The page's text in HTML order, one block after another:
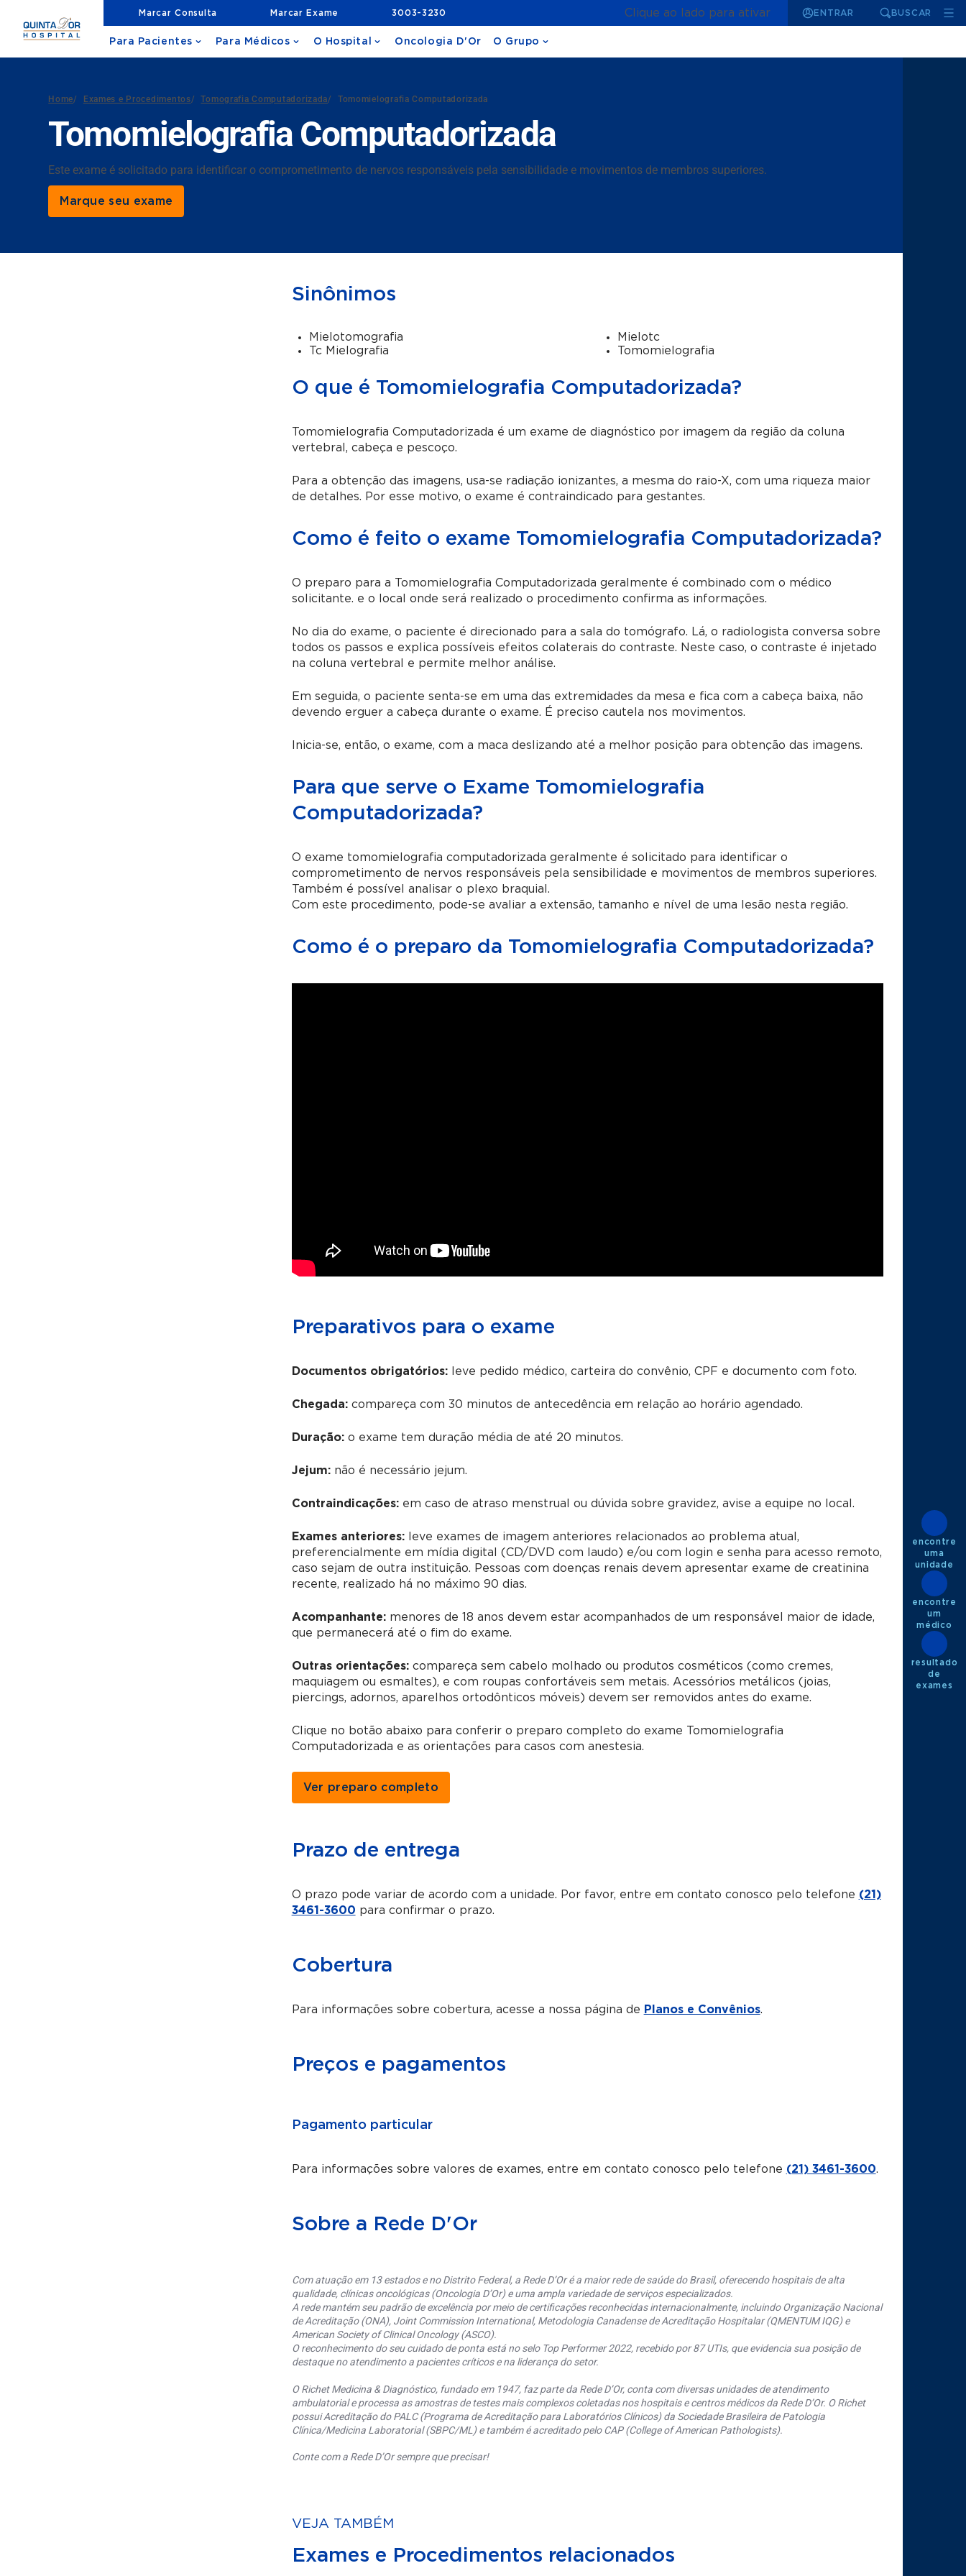
Marcar Consulta Marcar Exame 3003-3230 Clique ao lado para ativar ENTRAR BUSCAR
Para Pacientes Para Médicos O Hospital Oncologia D'Or O Grupo
Home/ Exames e Procedimentos/ Tomografia Computadorizada/ Tomomielografia Computadorizada
Tomomielografia Computadorizada
Este exame é solicitado para identificar o comprometimento de nervos responsáveis pela sensibilidade e movimentos de membros superiores.
Marque seu exame
Sinônimos
Mielotomografia
Tc Mielografia
Mielotc
Tomomielografia
O que é Tomomielografia Computadorizada?
Tomomielografia Computadorizada é um exame de diagnóstico por imagem da região da coluna
vertebral, cabeça e pescoço.
Para a obtenção das imagens, usa-se radiação ionizantes, a mesma do raio-X, com uma riqueza maior
de detalhes. Por esse motivo, o exame é contraindicado para gestantes.
Como é feito o exame Tomomielografia Computadorizada?
O preparo para a Tomomielografia Computadorizada geralmente é combinado com o médico
solicitante. e o local onde será realizado o procedimento confirma as informações.
No dia do exame, o paciente é direcionado para a sala do tomógrafo. Lá, o radiologista conversa sobre
todos os passos e explica possíveis efeitos colaterais do contraste. Neste caso, o contraste é injetado
na coluna vertebral e permite melhor análise.
Em seguida, o paciente senta-se em uma das extremidades da mesa e fica com a cabeça baixa, não
devendo erguer a cabeça durante o exame. É preciso cautela nos movimentos.
Inicia-se, então, o exame, com a maca deslizando até a melhor posição para obtenção das imagens.
Para que serve o Exame Tomomielografia
Computadorizada?
O exame tomomielografia computadorizada geralmente é solicitado para identificar o
comprometimento de nervos responsáveis pela sensibilidade e movimentos de membros superiores.
Também é possível analisar o plexo braquial.
Com este procedimento, pode-se avaliar a extensão, tamanho e nível de uma lesão nesta região.
Como é o preparo da Tomomielografia Computadorizada?
Preparativos para o exame
Documentos obrigatórios:leve pedido médico, carteira do convênio, CPF e documento com foto.
Chegada:compareça com 30 minutos de antecedência em relação ao horário agendado.
Duração:o exame tem duração média de até 20 minutos.
Jejum:não é necessário jejum.
Contraindicações:em caso de atraso menstrual ou dúvida sobre gravidez, avise a equipe no local.
Exames anteriores:leve exames de imagem anteriores relacionados ao problema atual,
preferencialmente em mídia digital (CD/DVD com laudo) e/ou com login e senha para acesso remoto,
caso sejam de outra instituição. Pessoas com doenças renais devem apresentar exame de creatinina
recente, realizado há no máximo 90 dias.
Acompanhante:menores de 18 anos devem estar acompanhados de um responsável maior de idade,
que permanecerá até o fim do exame.
Outras orientações:compareça sem cabelo molhado ou produtos cosméticos (como cremes,
maquiagem ou esmaltes), e com roupas confortáveis sem metais. Acessórios metálicos (joias,
piercings, adornos, aparelhos ortodônticos móveis) devem ser removidos antes do exame.
Clique no botão abaixo para conferir o preparo completo do exame Tomomielografia
Computadorizada e as orientações para casos com anestesia.
Ver preparo completo
Prazo de entrega
O prazo pode variar de acordo com a unidade. Por favor, entre em contato conosco pelo telefone (21)
3461-3600 para confirmar o prazo.
Cobertura
Para informações sobre cobertura, acesse a nossa página de Planos e Convênios.
Preços e pagamentos
Pagamento particular
Para informações sobre valores de exames, entre em contato conosco pelo telefone (21) 3461-3600.
Sobre a Rede D'Or
Com atuação em 13 estados e no Distrito Federal, a Rede D’Or é a maior rede de saúde do Brasil, oferecendo hospitais de alta
qualidade, clínicas oncológicas (Oncologia D’Or) e uma ampla variedade de serviços especializados.
A rede mantém seu padrão de excelência por meio de certificações reconhecidas internacionalmente, incluindo Organização Nacional
de Acreditação (ONA), Joint Commission International, Metodologia Canadense de Acreditação Hospitalar (QMENTUM IQG) e
American Society of Clinical Oncology (ASCO).
O reconhecimento do seu cuidado de ponta está no selo Top Performer 2022, recebido por 87 UTIs, que evidencia sua posição de
destaque no atendimento a pacientes críticos e na liderança do setor.
O Richet Medicina & Diagnóstico, fundado em 1947, faz parte da Rede D’Or, conta com diversas unidades de atendimento
ambulatorial e processa as amostras de testes mais complexos coletadas nos hospitais e centros médicos da Rede D’Or. O Richet
possui Acreditação do PALC (Programa de Acreditação para Laboratórios Clínicos) da Sociedade Brasileira de Patologia
Clínica/Medicina Laboratorial (SBPC/ML) e também é acreditado pelo CAP (College of American Pathologists).
Conte com a Rede D’Or sempre que precisar!
VEJA TAMBÉM
Exames e Procedimentos relacionados
encontre
uma
unidade
encontre
um
médico
resultado
de
exames